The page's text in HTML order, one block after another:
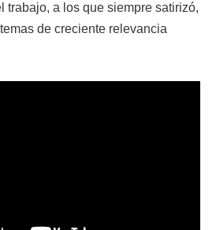
trabajo, a los que siempre satirizó,
de creciente relevancia